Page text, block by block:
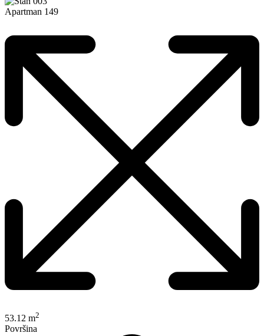
Apartman 149
53.12 m2
Površina